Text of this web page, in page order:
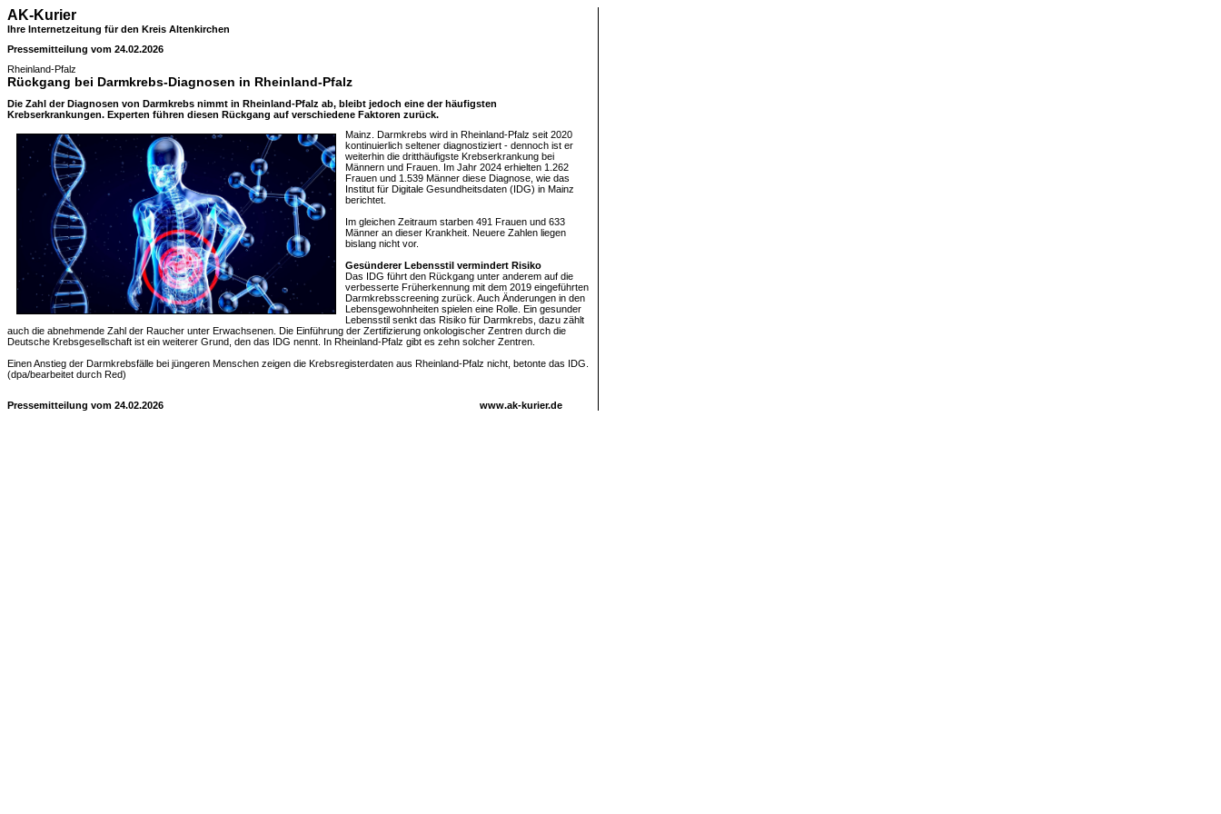
AK-Kurier
Ihre Internetzeitung für den Kreis Altenkirchen
Pressemitteilung vom 24.02.2026
Rheinland-Pfalz
Rückgang bei Darmkrebs-Diagnosen in Rheinland-Pfalz
Die Zahl der Diagnosen von Darmkrebs nimmt in Rheinland-Pfalz ab, bleibt jedoch eine der häufigsten
Krebserkrankungen. Experten führen diesen Rückgang auf verschiedene Faktoren zurück.
Mainz. Darmkrebs wird in Rheinland-Pfalz seit 2020
kontinuierlich seltener diagnostiziert - dennoch ist er
weiterhin die dritthäufigste Krebserkrankung bei
Männern und Frauen. Im Jahr 2024 erhielten 1.262
Frauen und 1.539 Männer diese Diagnose, wie das
Institut für Digitale Gesundheitsdaten (IDG) in Mainz
berichtet.
Im gleichen Zeitraum starben 491 Frauen und 633
Männer an dieser Krankheit. Neuere Zahlen liegen
bislang nicht vor.
Gesünderer Lebensstil vermindert Risiko
Das IDG führt den Rückgang unter anderem auf die
verbesserte Früherkennung mit dem 2019 eingeführten
Darmkrebsscreening zurück. Auch Änderungen in den
Lebensgewohnheiten spielen eine Rolle. Ein gesunder
Lebensstil senkt das Risiko für Darmkrebs, dazu zählt
auch die abnehmende Zahl der Raucher unter Erwachsenen. Die Einführung der Zertifizierung onkologischer Zentren durch die
Deutsche Krebsgesellschaft ist ein weiterer Grund, den das IDG nennt. In Rheinland-Pfalz gibt es zehn solcher Zentren.
Einen Anstieg der Darmkrebsfälle bei jüngeren Menschen zeigen die Krebsregisterdaten aus Rheinland-Pfalz nicht, betonte das IDG.
(dpa/bearbeitet durch Red)
Pressemitteilung vom 24.02.2026 www.ak-kurier.de